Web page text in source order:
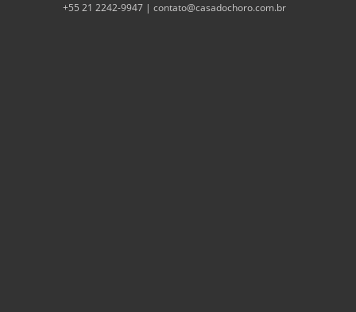
+55 21 2242-9947 | contato@casadochoro.com.br